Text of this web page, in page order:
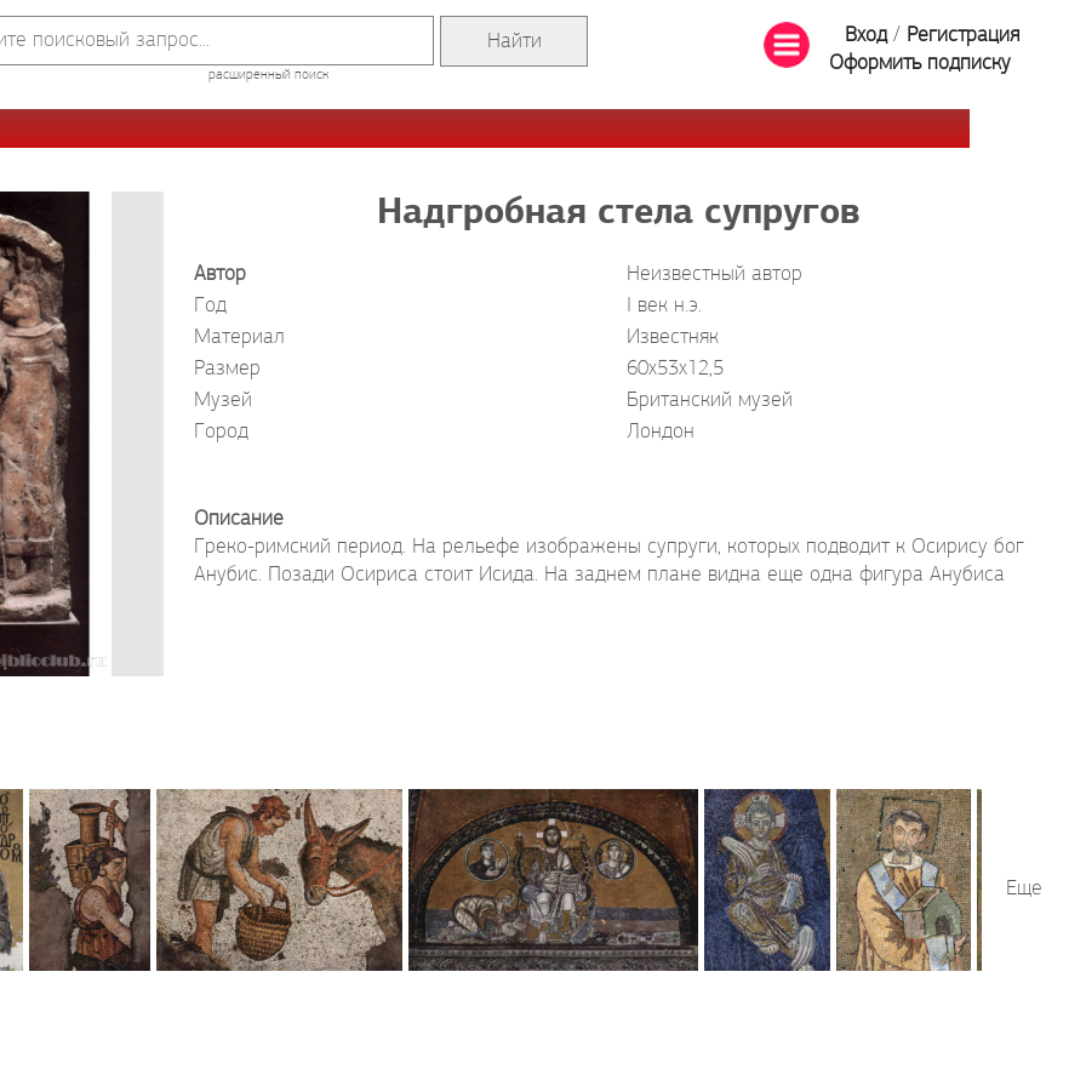
расширенный поиск
Вход/ Регистрация
Оформить подписку
Надгробная стела супругов
Автор
Неизвестный автор
Год
I век н.э.
Материал
Известняк
Размер
60x53x12,5
Музей
Британский музей
Город
Лондон
Описание
Греко-римский период. На рельефе изображены супруги, которых подводит к Осирису бог
Анубис. Позади Осириса стоит Исида. На заднем плане видна еще одна фигура Анубиса
Еще